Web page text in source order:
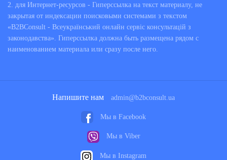
2. для Интернет-ресурсов - Гиперссылка на текст материалу, не
закрытая от индексации поисковыми системами з текстом
«B2BConsult - Всеукраїнський онлайн сервіс консультацій з
законодавства». Гиперссылка должна быть размещена рядом с
наименованием материала или сразу после него.
Напишите нам admin@b2bconsult.ua
Мы в Facebook
Мы в Viber
Мы в Instagram